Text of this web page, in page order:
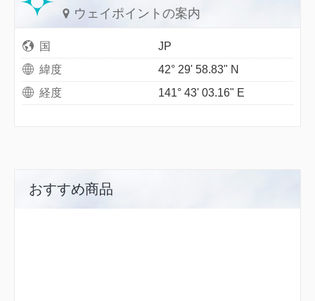
ウェイポイントの案内
国
JP
緯度
42° 29' 58.83" N
経度
141° 43' 03.16" E
おすすめ商品